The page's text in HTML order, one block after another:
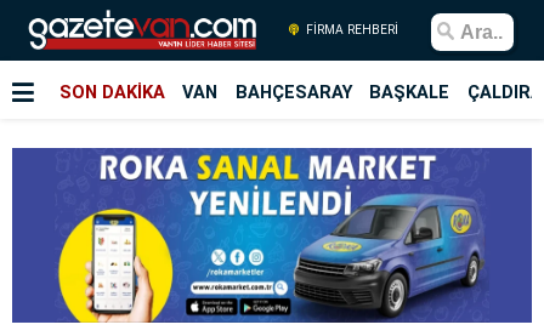
FİRMA REHBERİ
SON DAKİKA VAN BAHÇESARAY BAŞKALE